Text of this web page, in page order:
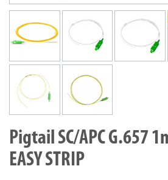
Pigtail SC/APC G.657
EASY STRIP